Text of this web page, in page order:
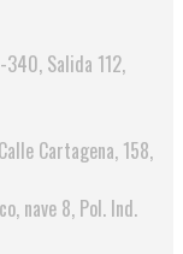
340, Salida 112,
Calle Cartagena, 158,
nave 8, Pol. Ind.